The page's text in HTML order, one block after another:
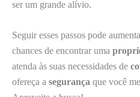
ser um grande alívio.
Seguir esses passos pode
chances de encontrar uma
atenda às suas necessidades de
ofereça a segurança que você